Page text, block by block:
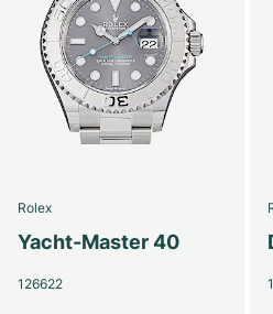
Rolex
Yacht-Master 40
126622